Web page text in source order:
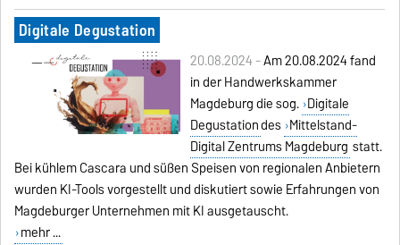
Digitale Degustation
20.08.2024 -Am 20.08.2024 fand
in der Handwerkskammer
Magdeburg die sog. Digitale
Degustationdes Mittelstand-
Digital Zentrums Magdeburg statt.
Bei kühlem Cascara und süßen Speisen von regionalen Anbietern
wurden KI-Tools vorgestellt und diskutiert sowie Erfahrungen von
Magdeburger Unternehmen mit KI ausgetauscht.
mehr ...